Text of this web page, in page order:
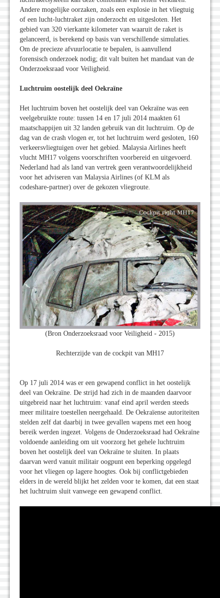
Andere mogelijke oorzaken, zoals een explosie in het vliegtuig
of een lucht-luchtraket zijn onderzocht en uitgesloten. Het
gebied van 320 vierkante kilometer van waaruit de raket is
gelanceerd, is berekend op basis van verschillende simulaties.
Om de precieze afvuurlocatie te bepalen, is aanvullend
forensisch onderzoek nodig; dit valt buiten het mandaat van de
Onderzoeksraad voor Veiligheid.
Luchtruim oostelijk deel Oekraïne
Het luchtruim boven het oostelijk deel van Oekraïne was een
veelgebruikte route: tussen 14 en 17 juli 2014 maakten 61
maatschappijen uit 32 landen gebruik van dit luchtruim. Op de
dag van de crash vlogen er, tot het luchtruim werd gesloten, 160
verkeersvliegtuigen over het gebied. Malaysia Airlines heeft
vlucht MH17 volgens voorschriften voorbereid en uitgevoerd.
Nederland had als land van vertrek geen verantwoordelijkheid
voor het adviseren van Malaysia Airlines (of KLM als
codeshare-partner) over de gekozen vliegroute.
(Bron Onderzoeksraad voor Veiligheid - 2015)
Rechterzijde van de cockpit van MH17
Op 17 juli 2014 was er een gewapend conflict in het oostelijk
deel van Oekraïne. De strijd had zich in de maanden daarvoor
uitgebreid naar het luchtruim: vanaf eind april werden steeds
meer militaire toestellen neergehaald. De Oekraïense autoriteiten
stelden zelf dat daarbij in twee gevallen wapens met een hoog
bereik werden ingezet. Volgens de Onderzoeksraad had Oekraïne
voldoende aanleiding om uit voorzorg het gehele luchtruim
boven het oostelijk deel van Oekraïne te sluiten. In plaats
daarvan werd vanuit militair oogpunt een beperking opgelegd
voor het vliegen op lagere hoogtes. Ook bij conflictgebieden
elders in de wereld blijkt het zelden voor te komen, dat een staat
het luchtruim sluit vanwege een gewapend conflict.